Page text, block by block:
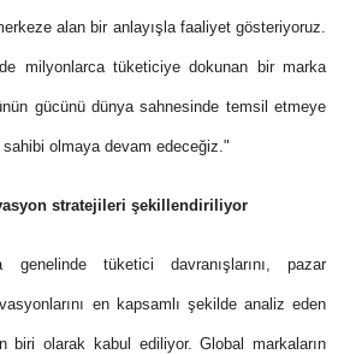
alan bir anlayışla faaliyet gösteriyoruz.
milyonlarca tüketiciye dokunan bir marka
gücünü dünya sahnesinde temsil etmeye
olmaya devam edeceğiz."
stratejileri şekillendiriliyor
genelinde tüketici davranışlarını, pazar
en kapsamlı şekilde analiz eden
biri olarak kabul ediliyor. Global markaların